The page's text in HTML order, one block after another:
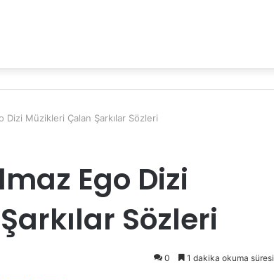
Dizi Müzikleri Çalan Şarkılar Sözleri
Ego Dizi
Sözleri
0 1 dakika okuma süresi